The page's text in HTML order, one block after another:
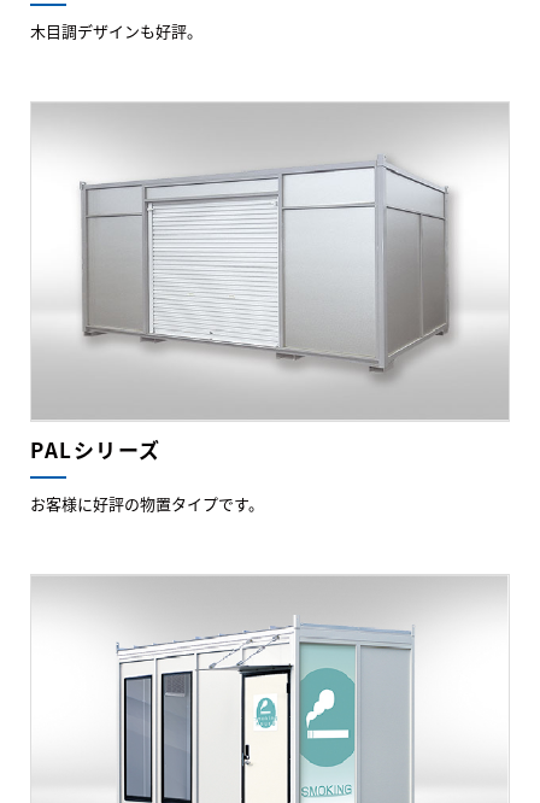
木目調デザインも好評。
PALシリーズ
お客様に好評の物置タイプです。